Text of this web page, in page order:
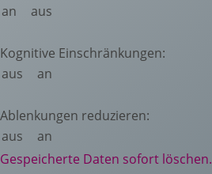
an
aus
Kognitive Einschränkungen:
aus
an
Ablenkungen reduzieren:
aus
an
Gespeicherte Daten sofort löschen.